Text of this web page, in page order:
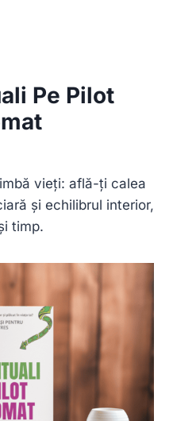
Pe Pilot
vieți: află-ți calea
și echilibrul interior,
timp.